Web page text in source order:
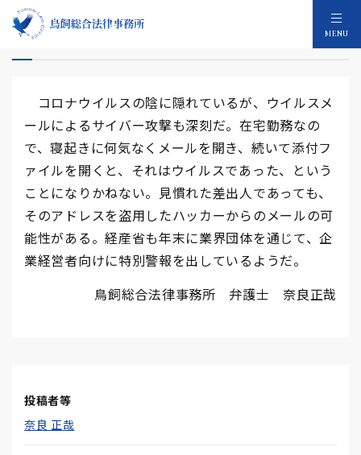
MENU
ウイルスメール
コロナウイルスの陰に隠れているが、ウイルスメ
ールによるサイバー攻撃も深刻だ。在宅勤務なの
で、寝起きに何気なくメールを開き、続いて添付フ
ァイルを開くと、それはウイルスであった、という
ことになりかねない。見慣れた差出人であっても、
そのアドレスを盗用したハッカーからのメールの可
能性がある。経産省も年末に業界団体を通じて、企
業経営者向けに特別警報を出しているようだ。
鳥飼総合法律事務所 弁護士 奈良正哉
投稿者等
奈良 正哉